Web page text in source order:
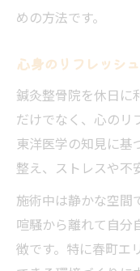
リラック
休日にぴ
ション
鍼灸整骨
は
体の重だるさ
鍼灸整骨
春町でで
休日の不
めの方法です。
心身のリフレッシ
鍼灸整骨院を休日に
だけでなく、心のリ
東洋医学の知見に基
整え、ストレスや不
施術中は静かな空間
喧騒から離れて自分
徴です。特に春町エ